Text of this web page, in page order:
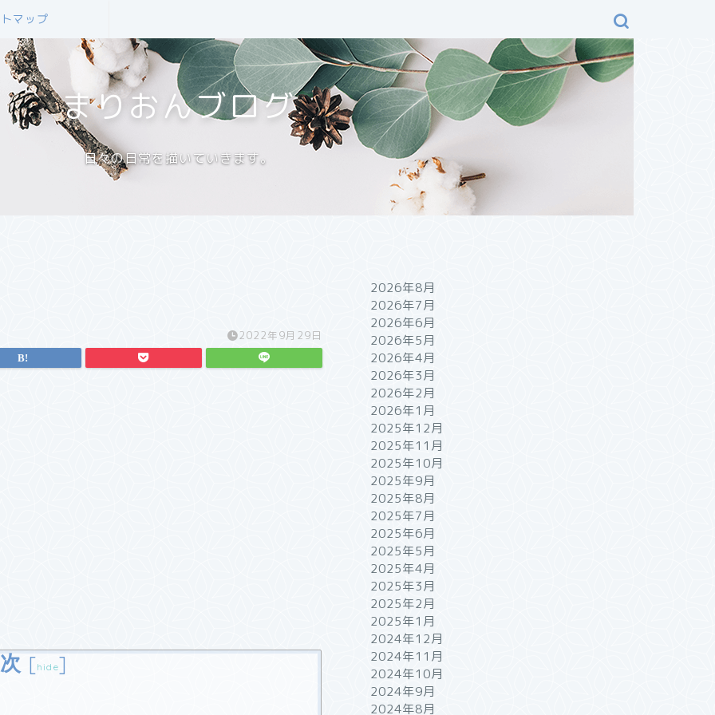
マップ
まりおんブログ
日々の日常を描いていきます。
2022年9月29日
[hide]
2026年8月
2026年7月
2026年6月
2026年5月
2026年4月
2026年3月
2026年2月
2026年1月
2025年12月
2025年11月
2025年10月
2025年9月
2025年8月
2025年7月
2025年6月
2025年5月
2025年4月
2025年3月
2025年2月
2025年1月
2024年12月
2024年11月
2024年10月
2024年9月
2024年8月